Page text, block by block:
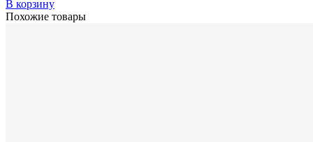
В корзину
Похожие товары